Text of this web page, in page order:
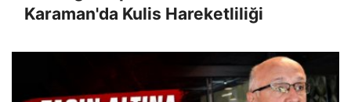
Karaman'da Kulis Hareketliliği